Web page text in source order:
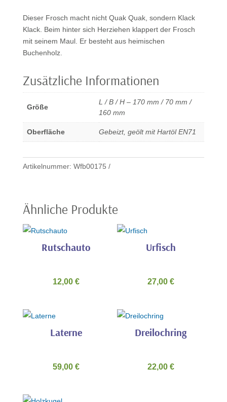
Dieser Frosch macht nicht Quak Quak, sondern Klack
Klack. Beim hinter sich Herziehen klappert der Frosch
mit seinem Maul. Er besteht aus heimischen
Buchenholz.
Zusätzliche Informationen
Größe
L / B / H – 170 mm / 70 mm /
160 mm
Oberfläche Gebeizt, geölt mit Hartöl EN71
Artikelnummer: Wfb00175
Ähnliche Produkte
Rutschauto
12,00€
Urfisch
27,00 €
Laterne
59,00€
Dreilochring
22,00 €